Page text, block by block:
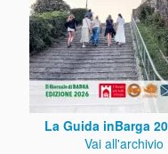
La Guida inBarga
Vai all'archivio